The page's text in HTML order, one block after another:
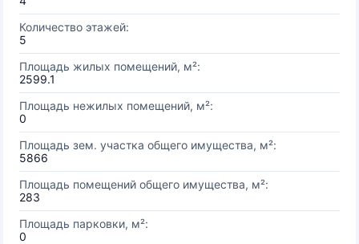
Количество этажей:
5
Площадь жилых помещений, м²:
2599.1
Площадь нежилых помещений, м²:
0
Площадь зем. участка общего имущества, м²:
5866
Площадь помещений общего имущества, м²:
283
Площадь парковки, м²:
0